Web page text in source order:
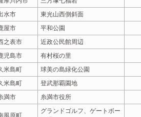
水市 東光山西側斜面
屋市 平和公園
之表市 近政公民館周辺
児島市 有村桜の里
米島町 球美の島緑化公園
米島町 登武那覇園地
満市 糸満市役所
風原町
グランドゴルフ、ゲートボー